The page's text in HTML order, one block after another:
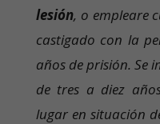
lesión, o empleare
castigado con la
años de prisión. Se
de tres a diez
lugar en situación